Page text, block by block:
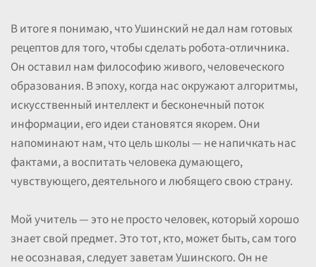
В итоге я понимаю, что Ушинский не дал нам готовых
рецептов для того, чтобы сделать робота-отличника.
Он оставил нам философию живого, человеческого
образования. В эпоху, когда нас окружают алгоритмы,
искусственный интеллект и бесконечный поток
информации, его идеи становятся якорем. Они
напоминают нам, что цель школы — не напичкать нас
фактами, а воспитать человека думающего,
чувствующего, деятельного и любящего свою страну.
Мой учитель — это не просто человек, который хорошо
знает свой предмет. Это тот, кто, может быть, сам того
не осознавая, следует заветам Ушинского. Он не